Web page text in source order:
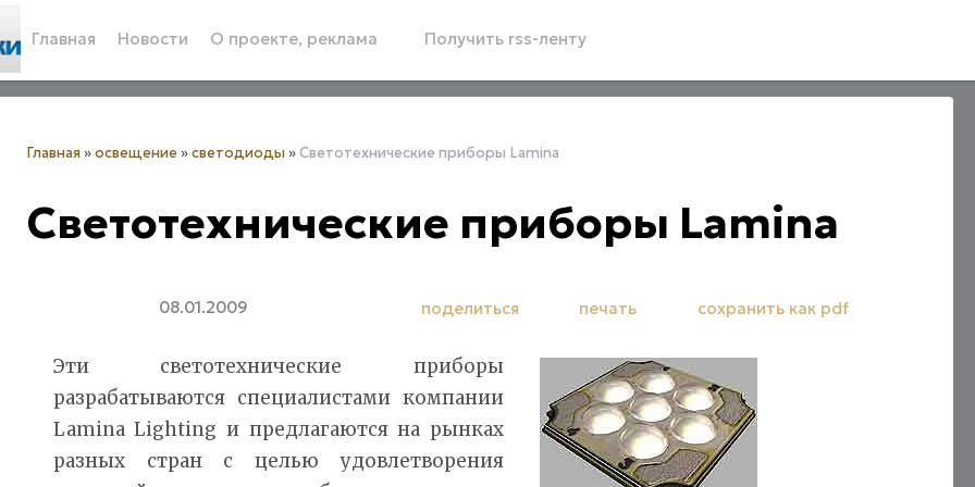
Главная Новости О проекте, реклама Получить rss-ленту
Главная »освещение »светодиоды »Светотехнические приборы Lamina
Светотехнические приборы Lamina
08.01.2009 поделиться печать сохранить как pdf
Эти светотехнические приборы
разрабатываются специалистами компании
Lamina Lighting и предлагаются на рынках
разных стран с целью удовлетворения